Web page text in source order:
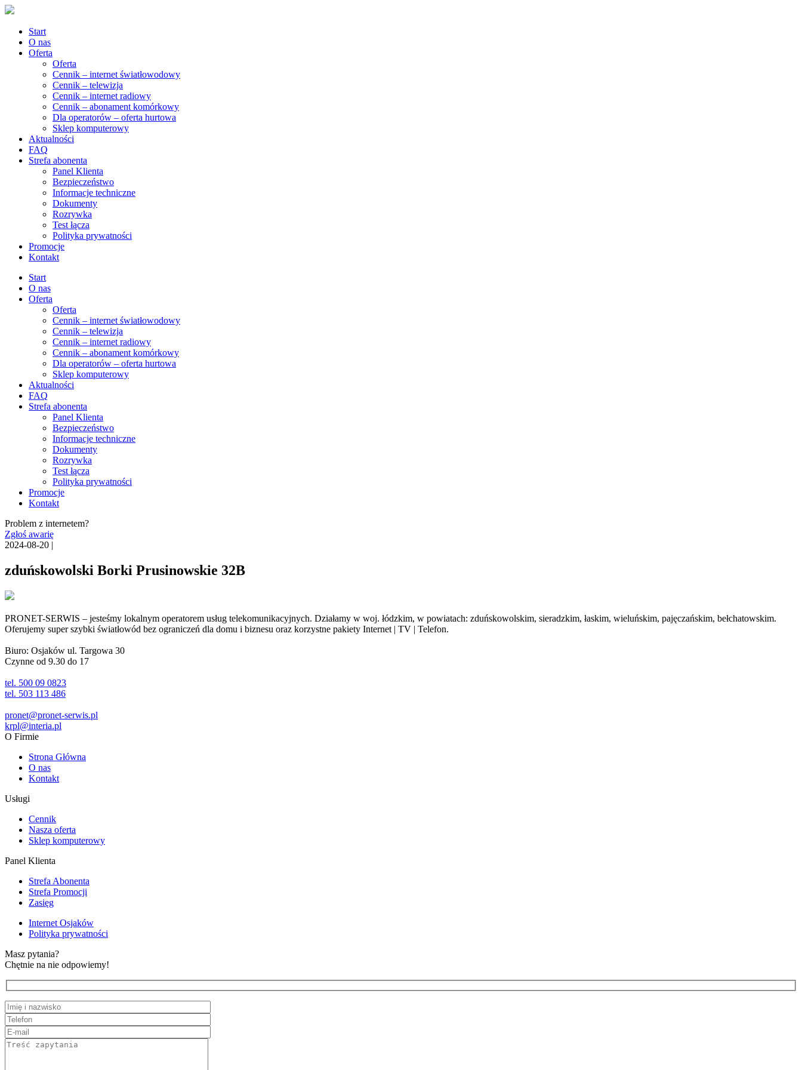
Start
O nas
Oferta
Oferta
Cennik – internet światłowodowy
Cennik – telewizja
Cennik – internet radiowy
Cennik – abonament komórkowy
Dla operatorów – oferta hurtowa
Sklep komputerowy
Aktualności
FAQ
Strefa abonenta
Panel Klienta
Bezpieczeństwo
Informacje techniczne
Dokumenty
Rozrywka
Test łącza
Polityka prywatności
Promocje
Kontakt
Start
O nas
Oferta
Oferta
Cennik – internet światłowodowy
Cennik – telewizja
Cennik – internet radiowy
Cennik – abonament komórkowy
Dla operatorów – oferta hurtowa
Sklep komputerowy
Aktualności
FAQ
Strefa abonenta
Panel Klienta
Bezpieczeństwo
Informacje techniczne
Dokumenty
Rozrywka
Test łącza
Polityka prywatności
Promocje
Kontakt
Problem z internetem?
Zgłoś awarię
2024-08-20 |
zduńskowolski Borki Prusinowskie 32B
PRONET-SERWIS – jesteśmy lokalnym operatorem usług telekomunikacyjnych. Działamy w woj. łódzkim, w powiatach: zduńskowolskim, sieradzkim, łaskim, wieluńskim, pajęczańskim, bełchatowskim.
Oferujemy super szybki światłowód bez ograniczeń dla domu i biznesu oraz korzystne pakiety Internet | TV | Telefon.
Biuro: Osjaków ul. Targowa 30
Czynne od 9.30 do 17
tel. 500 09 0823
tel. 503 113 486
pronet@pronet-serwis.pl
krpl@interia.pl
O Firmie
Strona Główna
O nas
Kontakt
Usługi
Cennik
Nasza oferta
Sklep komputerowy
Panel Klienta
Strefa Abonenta
Strefa Promocji
Zasięg
Internet Osjaków
Polityka prywatności
Masz pytania?
Chętnie na nie odpowiemy!